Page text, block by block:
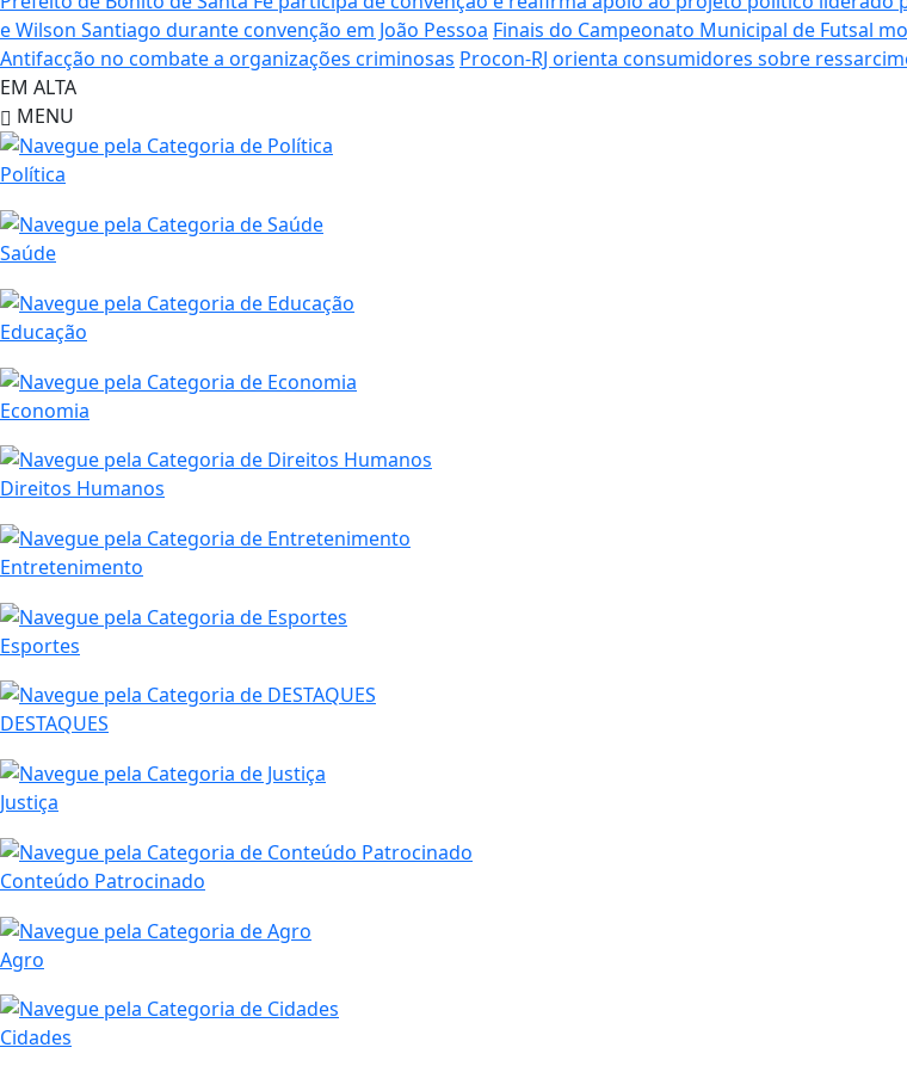
e Wilson Santiago durante convenção em João Pessoa Finais do Campeonato Municipal de Futsal
Antifacção no combate a organizações criminosas Procon-RJ orienta consumidores sobre
EM ALTA
MENU
Política
Saúde
Educação
Economia
Direitos Humanos
Entretenimento
Esportes
DESTAQUES
Justiça
Conteúdo Patrocinado
Agro
Cidades